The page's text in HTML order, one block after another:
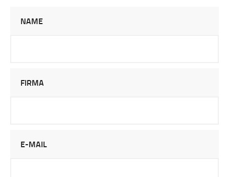
NAME
FIRMA
E-MAIL